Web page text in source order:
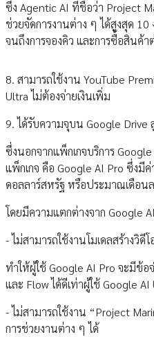
ซึ่ง Agentic AI ที่ชื่อว่า Project
ช่วยจัดการงานต่าง ๆ ได้สูงสุด
จนถึงการจองคิว และการซื้อสินค้
8. สามารถใช้งาน YouTube
Ultra ไม่ต้องจ่ายเงินเพิ่ม
9. ได้รับความจุบน Google Drive
ซึ่งนอกจากแพ็กเกจบริการ
แพ็กเกจ คือ Google AI Pro ซึ่งมี
ดอลลาร์สหรัฐ หรือประมาณเดือน
โดยมีความแตกต่างจาก Google
- ไม่สามารถใช้งานโมเดลสร้างวิดีโ
ทำให้ผู้ใช้ Google AI Pro จะมีข้อ
และ Flow ได้ดีเท่าผู้ใช้ Google AI
- ไม่สามารถใช้งาน “Project
การช่วยงานต่าง ๆ ได้